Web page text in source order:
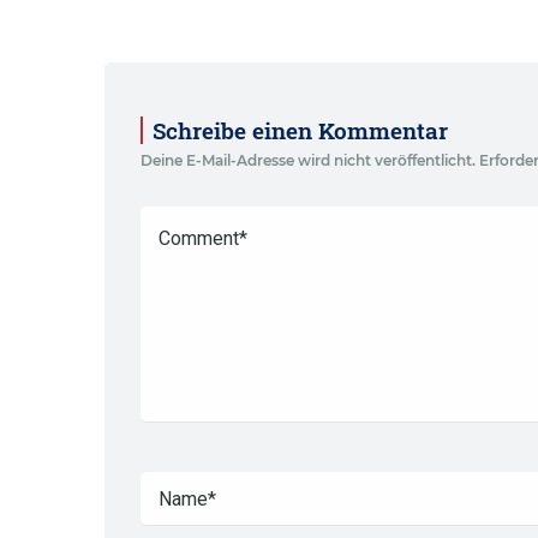
Schreibe einen Kommentar
Deine E-Mail-Adresse wird nicht veröffentlicht.